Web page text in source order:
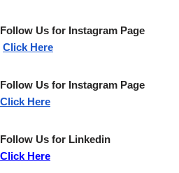
Follow Us for Instagram
Click Here
Follow Us for Instagram
Click Here
Follow Us for
Click Here